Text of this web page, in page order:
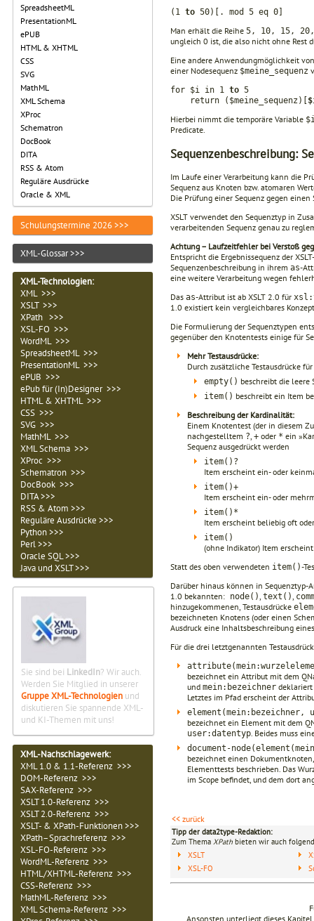
SpreadsheetML
PresentationML
ePUB
HTML & XHTML
CSS
SVG
MathML
XML Schema
XProc
Schematron
DocBook
DITA
RSS & Atom
Reguläre Ausdrücke
Oracle & XML
Schulungstermine 2026 >>>
XML-Glossar >>>
XML-Technologien:
XML >>>
XSLT >>>
XPath >>>
XSL-FO >>>
WordML >>>
SpreadsheetML >>>
PresentationML >>>
ePUB >>>
ePub für (In)Designer >>>
HTML & XHTML >>>
CSS >>>
SVG >>>
MathML >>>
XML Schema >>>
XProc >>>
Schematron >>>
DocBook >>>
DITA >>>
RSS & Atom >>>
Reguläre Ausdrücke >>>
Python >>>
Perl >>>
Oracle SQL >>>
Java und XSLT >>>
Sie sind bei LinkedIn? Wir auch.
Werden Sie Mitglied in unserer
Gruppe XML-Technologien und
diskutieren Sie spannende XML-
und KI-Themen mit uns!
XML-Nachschlagewerk:
XML 1.0 & 1.1-Referenz >>>
DOM-Referenz >>>
SAX-Referenz >>>
XSLT 1.0-Referenz >>>
XSLT 2.0-Referenz >>>
XSLT- & XPath-Funktionen >>>
XPath–Sprachreferenz >>>
XSL-FO-Referenz >>>
WordML-Referenz >>>
HTML/XHTML-Referenz >>>
CSS-Referenz >>>
MathML-Referenz >>>
XML Schema-Referenz >>>
(1 to 50)[. mod 5 eq 0]
Man erhält die Reihe 5, 10, 15,
ungleich 0 ist, die also nicht ohne Rest
Eine andere Anwendungmöglichkeit
einer Node­sequenz $meine_sequenz
for $i in 1 to 5
return ($meine_sequenz)[
Hierbei nimmt die temporäre Variable
Predicate.
Sequenzenbeschreibung:
Im Laufe einer Verarbeitung kann die
Sequenz aus Knoten bzw. atomaren
Die Prüfung einer Sequenz gegen
XSLT verwendet den Sequenztyp in
verarbeiten­den Sequenz genau zu
Achtung – Laufzeitfehler bei Verstoß
Entspricht die Ergebnissequenz der
Sequenzenbeschreibung in ihrem as-
eine weitere Verarbeitung wegen
Das as-Attribut ist ab XSLT 2.0 für
1.0 existiert kein vergleichbares
Die Formulierung der Sequenztypen
gegenüber den Knotentests einige für
Mehr Testausdrücke:
Durch zusätzliche Testausdrücke
empty() beschreibt die leere
item() beschreibt ein Item
Beschreibung der Kardinalität:
Einem Knotentest (der in diesem
nachgestelltem ?, + oder * ein
Sequenz ausgedrückt werden
item()?
Item erscheint ein- oder
item()+
Item erscheint ein- oder
item()*
Item erscheint beliebig oft
item()
(ohne Indikator) Item
Statt des oben verwendeten item()-
Darüber hinaus können in Sequenztyp-
1.0 bekannten: node(), text(),
hinzugekommenen, Testausdrücke
bezeichneten Kno­tens (oder einen
Ausdruck eine Inhaltsbeschreibung
Für die drei letztgenannten
bezeichnet ein Attribut mit dem
und mein:bezeichner deklariert
Letztes im Pfad erscheint der
element(mein:bezeichner,
bezeichnet ein Element mit dem
user:datentyp. Beides muss
document-
bezeichnet einen
Elementtests beschrieben. Das
im Scope befindet, und dem dort
<< zurück
Tipp der data2type-Redaktion:
Zum Thema XPath bieten wir auch
XSLT
XSL-FO
Ansonsten unterliegt dieses